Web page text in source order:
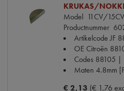
KRUKAS/
Model 11CV/15CV
Productnummer
Artikelcode JF
OE Citroën
Codes 88105 |
Maten 4.8mm
€ 2,13 (€ 1,76